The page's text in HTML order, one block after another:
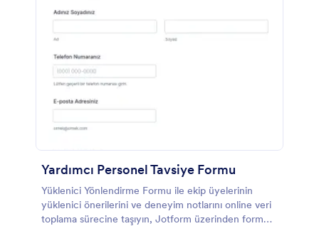
Yardımcı Personel Tavsiye Formu
Yüklenici Yönlendirme Formu ile ekip üyelerinin
yüklenici önerilerini ve deneyim notlarını online veri
toplama sürecine taşıyın, Jotform üzerinden form